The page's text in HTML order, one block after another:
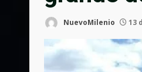
NuevoMilenio 13